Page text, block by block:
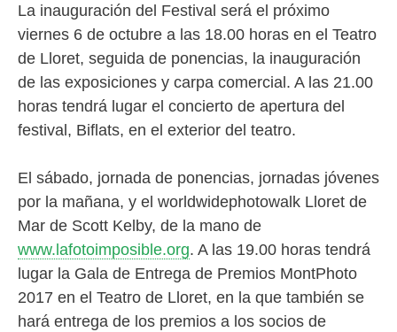
La inauguración del Festival será el próximo
viernes 6 de octubre a las 18.00 horas en el Teatro
de Lloret, seguida de ponencias, la inauguración
de las exposiciones y carpa comercial. A las 21.00
horas tendrá lugar el concierto de apertura del
festival, Biflats, en el exterior del teatro.
El sábado, jornada de ponencias, jornadas jóvenes
por la mañana, y el worldwidephotowalk Lloret de
Mar de Scott Kelby, de la mano de
www.lafotoimposible.org. A las 19.00 horas tendrá
lugar la Gala de Entrega de Premios MontPhoto
2017 en el Teatro de Lloret, en la que también se
hará entrega de los premios a los socios de